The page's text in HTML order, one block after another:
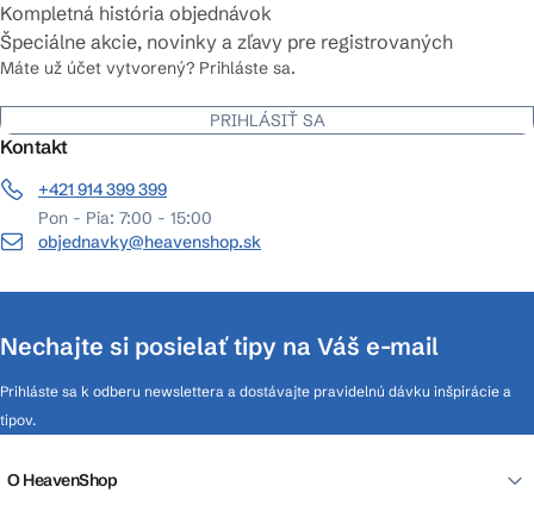
Kompletná história objednávok
Špeciálne akcie, novinky a zľavy pre registrovaných
Máte už účet vytvorený? Prihláste sa.
PRIHLÁSIŤ SA
Kontakt
+421 914 399 399
Pon - Pia: 7:00 - 15:00
objednavky@heavenshop.sk
Nechajte si posielať tipy na Váš e-mail
Prihláste sa k odberu newslettera a dostávajte pravidelnú dávku inšpirácie a
tipov.
O HeavenShop